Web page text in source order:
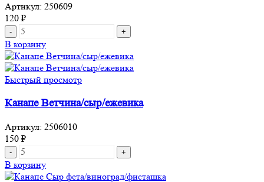
Артикул: 250609
120 ₽
Количество
товара
Канапе
ветчина,
сыр
В корзину
Быстрый просмотр
Канапе Ветчина/сыр/ежевика
Артикул: 2506010
150 ₽
Количество
товара
Канапе
В корзину